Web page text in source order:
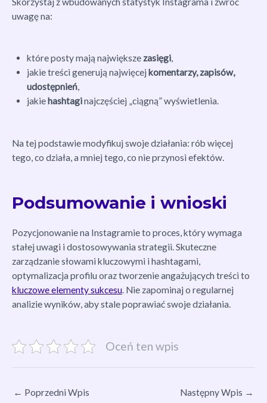
uwagę na:
które posty mają największe zasięgi,
jakie treści generują najwięcej komentarzy, zapisów,
udostępnień,
jakiehashtaginajczęściej „ciągną” wyświetlenia.
Na tej podstawie modyfikuj swoje działania: rób więcej
tego, co działa, a mniej tego, co nie przynosi efektów.
Podsumowanie i wnioski
Pozycjonowanie na Instagramie to proces, który wymaga
stałej uwagi i dostosowywania strategii. Skuteczne
zarządzanie słowami kluczowymi i hashtagami,
optymalizacja profilu oraz tworzenie angażujących treści to
kluczowe elementy sukcesu. Nie zapominaj o regularnej
analizie wyników, aby stale poprawiać swoje działania.
Oceń ten wpis
← Poprzedni Wpis Następny Wpis →